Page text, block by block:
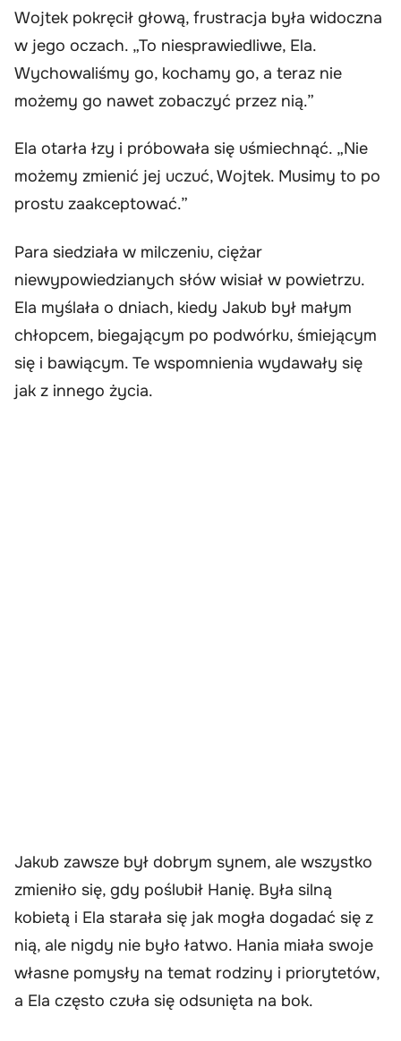
Wojtek pokręcił głową, frustracja była widoczna
w jego oczach. „To niesprawiedliwe, Ela.
Wychowaliśmy go, kochamy go, a teraz nie
możemy go nawet zobaczyć przez nią.”
Ela otarła łzy i próbowała się uśmiechnąć. „Nie
możemy zmienić jej uczuć, Wojtek. Musimy to po
prostu zaakceptować.”
Para siedziała w milczeniu, ciężar
niewypowiedzianych słów wisiał w powietrzu.
Ela myślała o dniach, kiedy Jakub był małym
chłopcem, biegającym po podwórku, śmiejącym
się i bawiącym. Te wspomnienia wydawały się
jak z innego życia.
Jakub zawsze był dobrym synem, ale wszystko
zmieniło się, gdy poślubił Hanię. Była silną
kobietą i Ela starała się jak mogła dogadać się z
nią, ale nigdy nie było łatwo. Hania miała swoje
własne pomysły na temat rodziny i priorytetów,
a Ela często czuła się odsunięta na bok.